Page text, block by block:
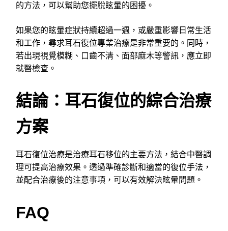
的方法，可以幫助您擺脫眩暈的困擾。
如果您的眩暈症狀持續超過一週，或嚴重影響日常生活
和工作，尋求耳石復位專業治療是非常重要的。同時，
若出現視覺模糊、口齒不清、面部麻木等警訊，應立即
就醫檢查。
結論：耳石復位的綜合治療
方案
耳石復位治療是治療耳石移位的主要方法，結合中醫調
理可提高治療效果。透過準確診斷和適當的復位手法，
並配合治療後的注意事項，可以有效解決眩暈問題。
FAQ